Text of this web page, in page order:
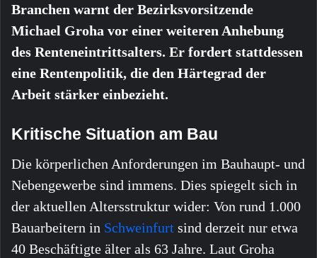
Branchen warnt der Bezirksvorsitzende
Michael Groha vor einer weiteren Anhebung
des Renteneintrittsalters. Er fordert stattdessen
eine Rentenpolitik, die den Härtegrad der
Arbeit stärker einbezieht.
Kritische Situation am Bau
Die körperlichen Anforderungen im Bauhaupt- und
Nebengewerbe sind immens. Dies spiegelt sich in
der aktuellen Altersstruktur wider: Von rund 1.000
Bauarbeitern in Schweinfurt sind derzeit nur etwa
40 Beschäftigte älter als 63 Jahre. Laut Groha